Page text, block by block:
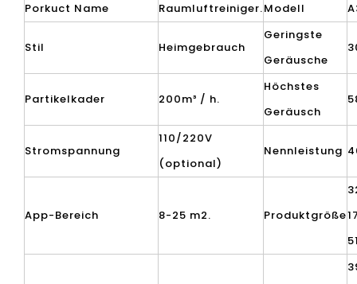
Porkuct Name
Raumluftreiniger.Modell
Stil Heimgebrauch
Geringste
Geräusche
Partikelkader 200m³ / h.
Höchstes
Geräusch
Stromspannung
110/220V
(optional)
Nennleistung
App-Bereich 8-25 m2. Produktgröße